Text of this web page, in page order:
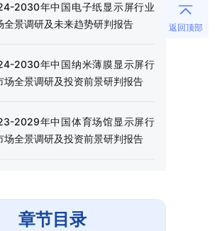
2030年中国电子纸显示屏行业
全景调研及未来趋势研判报告
2030年中国纳米薄膜显示屏行
场全景调研及投资前景研判报告
2029年中国体育场馆显示屏行
场全景调研及投资前景研判报告
章节目录
返回顶部